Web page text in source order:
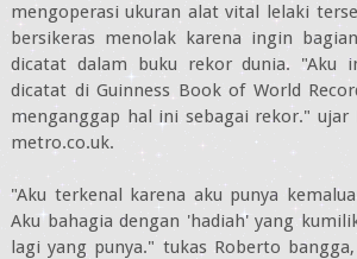
mengoperasi ukuran alat vital lelaki
bersikeras menolak karena ingin
dicatat dalam buku rekor dunia. "Aku
dicatat di Guinness Book of World
menganggap hal ini sebagai rekor."
metro.co.uk.
"Aku terkenal karena aku punya
Aku bahagia dengan 'hadiah' yang
lagi yang punya." tukas Roberto